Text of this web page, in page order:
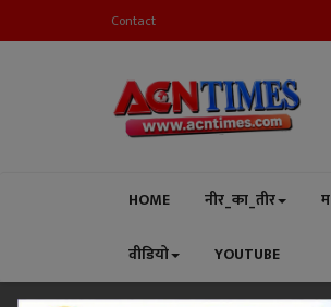
Contact
HOME नीर_का_तीर
वीडियो YOUTUBE